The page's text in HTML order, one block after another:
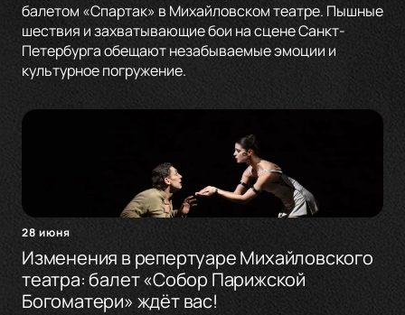
балетом «Спартак» в Михайловском театре. Пышные
шествия и захватывающие бои на сцене Санкт-
Петербурга обещают незабываемые эмоции и
культурное погружение.
28 июня
Изменения в репертуаре Михайловского
театра: балет «Собор Парижской
Богоматери» ждёт вас!